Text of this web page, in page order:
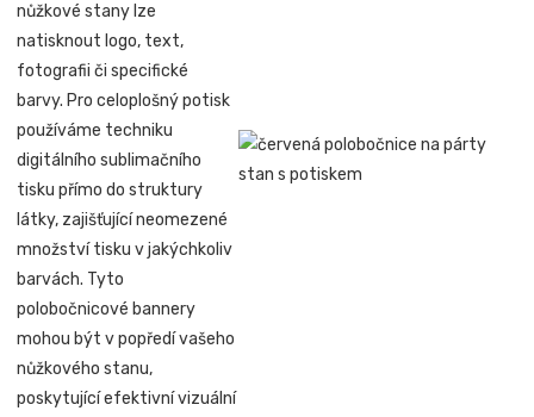
nůžkové stany lze
natisknout logo, text,
fotografii či specifické
barvy. Pro celoplošný potisk
používáme techniku
digitálního sublimačního
tisku přímo do struktury
látky, zajišťující neomezené
množství tisku v jakýchkoliv
barvách. Tyto
polobočnicové bannery
mohou být v popředí vašeho
nůžkového stanu,
poskytující efektivní vizuální